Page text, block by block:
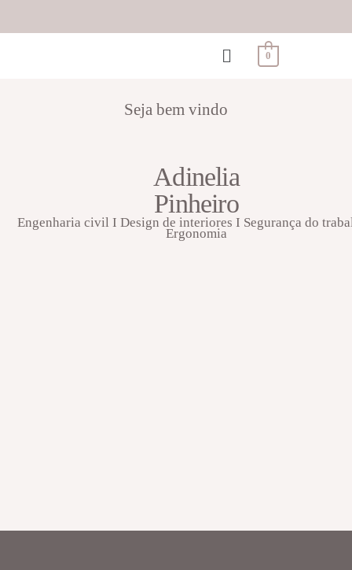
0
Seja bem vindo
Adinelia
Pinheiro
Engenharia civil I Design de interiores I Segurança do
Ergonomia